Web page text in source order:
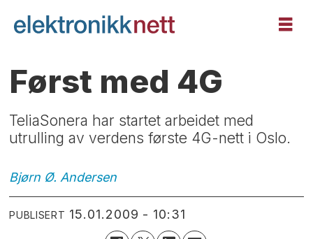
Først med 4G
TeliaSonera har startet arbeidet med
utrulling av verdens første 4G-nett i Oslo.
Bjørn Ø. Andersen
PUBLISERT 15.01.2009 - 10:31